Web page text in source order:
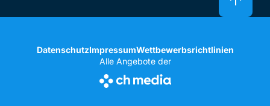
DatenschutzImpressumWettbewerbsrichtlinien
Alle Angebote der